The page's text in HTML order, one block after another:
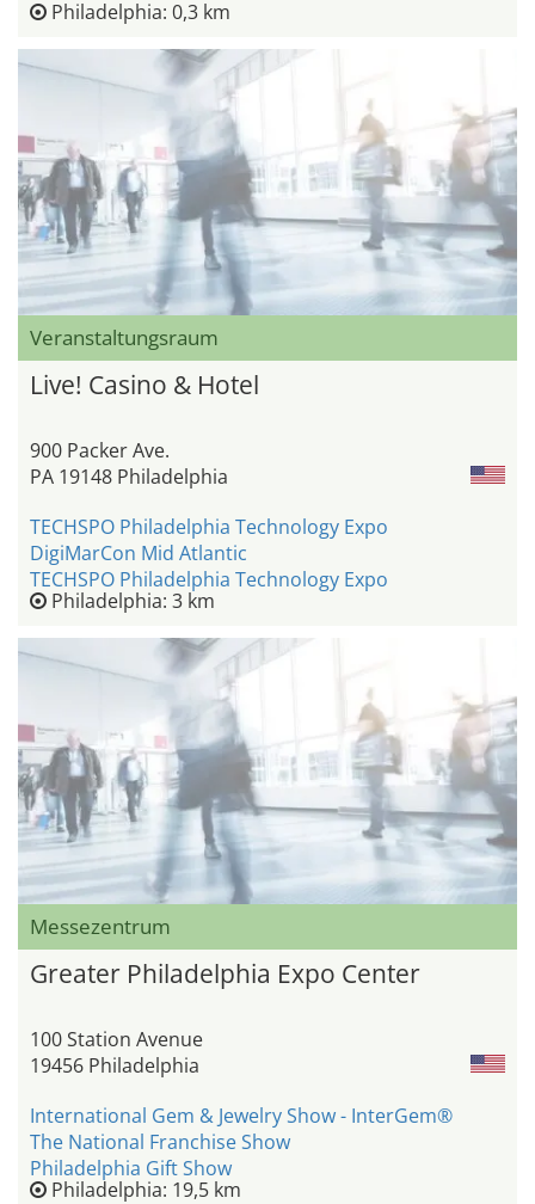
Philadelphia: 0,3 km
Veranstaltungsraum
Live! Casino & Hotel
900 Packer Ave.
PA 19148 Philadelphia
TECHSPO Philadelphia Technology Expo
DigiMarCon Mid Atlantic
TECHSPO Philadelphia Technology Expo
Philadelphia: 3 km
Messezentrum
Greater Philadelphia Expo Center
100 Station Avenue
19456 Philadelphia
International Gem & Jewelry Show - InterGem®
The National Franchise Show
Philadelphia Gift Show
Philadelphia: 19,5 km